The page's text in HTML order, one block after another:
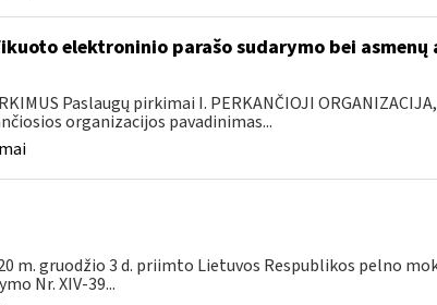
elektroninio parašo sudarymo bei
Paslaugų pirkimai I. PERKANČIOJI ORGANIZACIJA,
organizacijos pavadinimas...
m. gruodžio 3 d. priimto Lietuvos Respublikos pelno
Nr. XIV-39...